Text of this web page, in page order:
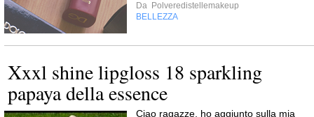
Da Polveredistellemakeup
BELLEZZA
Xxxl shine lipgloss 18 sparkling
papaya della essence
Ciao ragazze, ho aggiunto sulla mia